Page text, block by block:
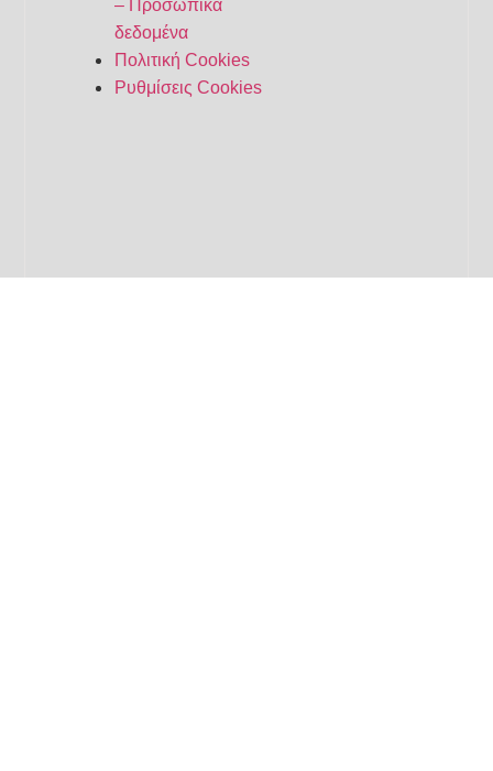
– Προσωπικά
δεδομένα
Πολιτική Cookies
Ρυθμίσεις Cookies